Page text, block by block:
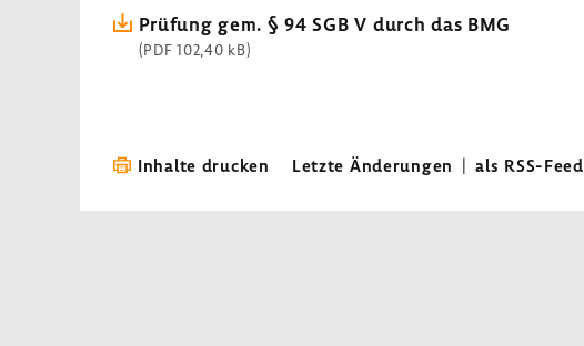
Prüfung gem. § 94 SGB V durch das BMG
(PDF 102,40 kB)
Inhalte drucken Letzte Änderungen | als RSS-Feed